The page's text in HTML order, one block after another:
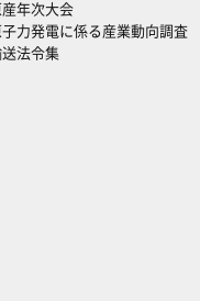
産年次大会
子力発電に係る産業動向調査
法令集